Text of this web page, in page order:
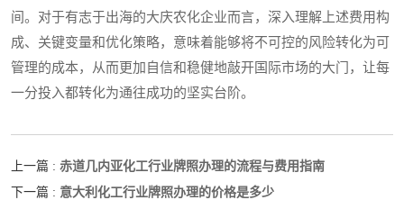
间。对于有志于出海的大庆农化企业而言，深入理解上述费用构
成、关键变量和优化策略，意味着能够将不可控的风险转化为可
管理的成本，从而更加自信和稳健地敲开国际市场的大门，让每
一分投入都转化为通往成功的坚实台阶。
上一篇 : 赤道几内亚化工行业牌照办理的流程与费用指南
下一篇 : 意大利化工行业牌照办理的价格是多少